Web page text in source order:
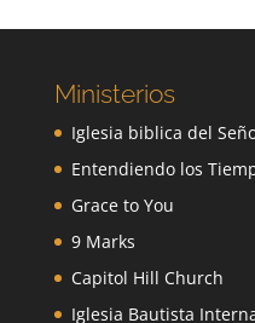
Ministerios
Iglesia biblica del
Entendiendo los
Grace to You
9 Marks
Capitol Hill Church
Iglesia Bautista